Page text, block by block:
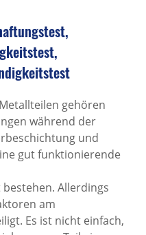
gehören
während der
und
gut funktionierende
Allerdings
am
Es ist nicht einfach,